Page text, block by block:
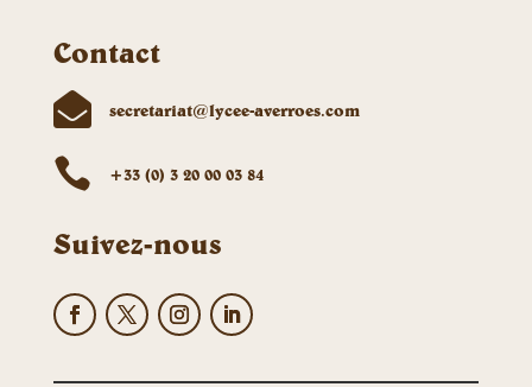
Contact
 secretariat@lycee-averroes.com
 +33 (0) 3 20 00 03 84
Suivez-nous